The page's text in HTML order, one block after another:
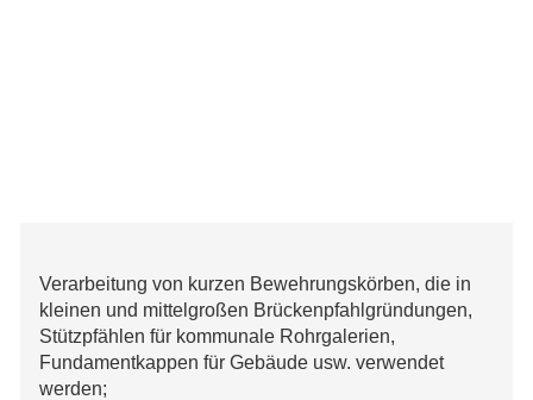
Verarbeitung von kurzen Bewehrungskörben, die in
kleinen und mittelgroßen Brückenpfahlgründungen,
Stützpfählen für kommunale Rohrgalerien,
Fundamentkappen für Gebäude usw. verwendet
werden;